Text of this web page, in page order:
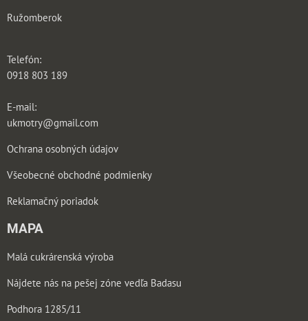
Ružomberok
Telefón:
0918 803 189
E-mail:
ukmotry@gmail.com
Ochrana osobných údajov
Všeobecné obchodné podmienky
Reklamačný poriadok
MAPA
Malá cukrárenská výroba
Nájdete nás na pešej zóne vedľa Badasu
Podhora 1285/11